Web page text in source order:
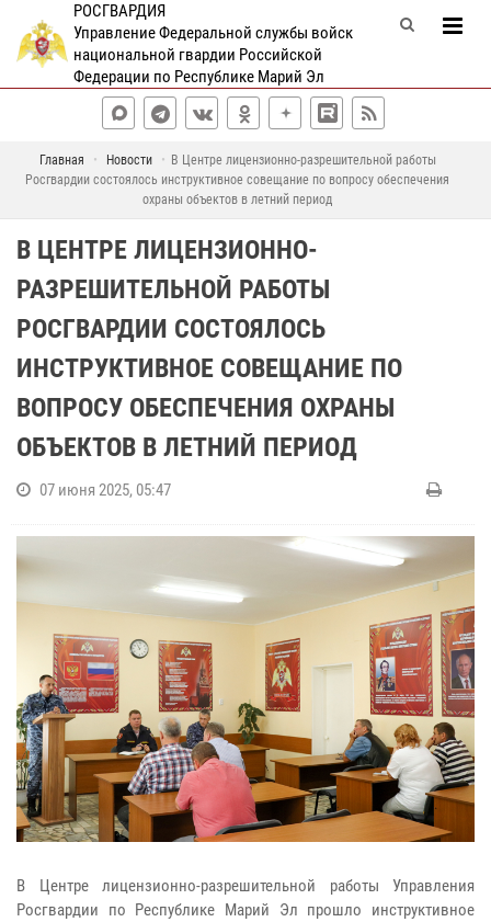
РОСГВАРДИЯ
Управление Федеральной службы войск
национальной гвардии Российской
Федерации по Республике Марий Эл
Главная Новости
В Центре лицензионно-разрешительной работы
Росгвардии состоялось инструктивное совещание по вопросу обеспечения
охраны объектов в летний период
В ЦЕНТРЕ ЛИЦЕНЗИОННО-
РАЗРЕШИТЕЛЬНОЙ РАБОТЫ
РОСГВАРДИИ СОСТОЯЛОСЬ
ИНСТРУКТИВНОЕ СОВЕЩАНИЕ ПО
ВОПРОСУ ОБЕСПЕЧЕНИЯ ОХРАНЫ
ОБЪЕКТОВ В ЛЕТНИЙ ПЕРИОД
07 июня 2025, 05:47
В Центре лицензионно-разрешительной работы Управления
Росгвардии по Республике Марий Эл прошло инструктивное